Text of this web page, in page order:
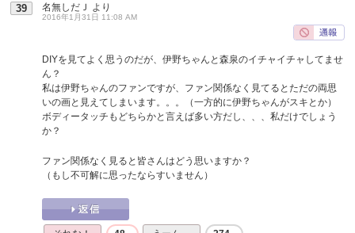
39 名無しだＪ より
2016年1月31日 11:08 AM
DIYを見てよく思うのだが、伊野ちゃんと森泉のイチャイチャしてませ
ん？
私は伊野ちゃんのファンですが、ファン関係なく見てるとただの両思
いの画と見えてしまいます。。。（一方的に伊野ちゃんがスキとか）
ボディータッチもどちらかと言えば多い方だし、、、私だけでしょう
か？
ファン関係なく見ると皆さんはどう思いますか？
（もし不可解に思ったならすいません）